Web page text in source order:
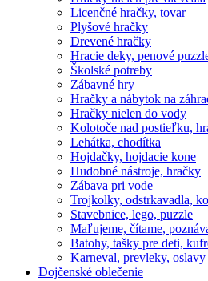
Licenčné hračky, tovar
Plyšové hračky
Drevené hračky
Hracie deky, penové
Školské potreby
Zábavné hry
Hračky a nábytok na
Hračky nielen do vody
Kolotoče nad postieľku,
Lehátka, chodítka
Hojdačky, hojdacie kone
Hudobné nástroje, hračky
Zábava pri vode
Trojkolky, odstrkavadla,
Stavebnice, lego, puzzle
Maľujeme, čítame,
Batohy, tašky pre deti,
Karneval, prevleky, oslavy
Dojčenské oblečenie